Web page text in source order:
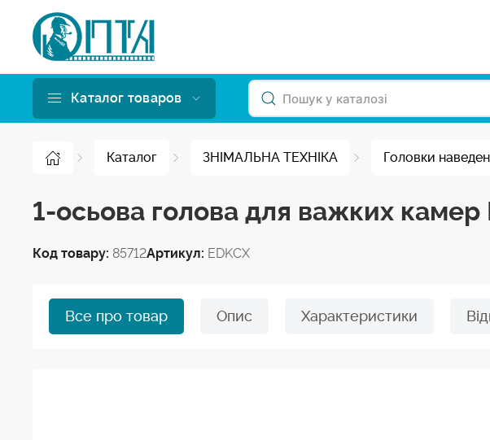
Каталог товаров
Каталог ЗНІМАЛЬНА ТЕХНІКА Головки
1-осьова голова для важких камер
Код товару: 85712Артикул: EDKCX
Все про товар Опис Характеристики